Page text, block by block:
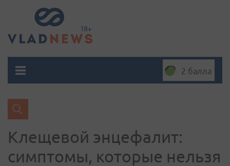
2 балла
Клещевой энцефалит:
симптомы, которые нельзя